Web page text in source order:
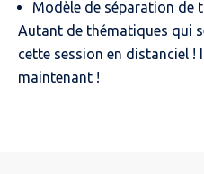
Modèle de séparation de
Autant de thématiques qui
cette session en distanciel !
maintenant !